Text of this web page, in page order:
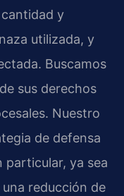
y
utilizada, y
Buscamos
sus derechos
Nuestro
de defensa
particular, ya sea
reducción de